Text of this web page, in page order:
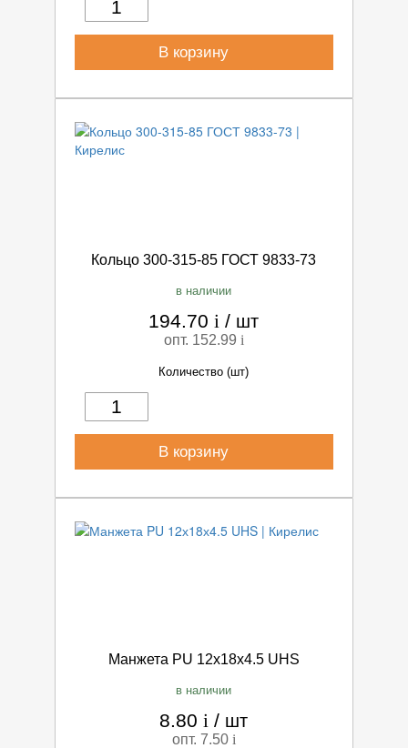
В корзину
Кольцо 300-315-85 ГОСТ 9833-73
в наличии
194.70i / шт
опт. 152.99 i
Количество (шт)
В корзину
Манжета PU 12х18х4.5 UHS
в наличии
8.80i / шт
опт. 7.50 i